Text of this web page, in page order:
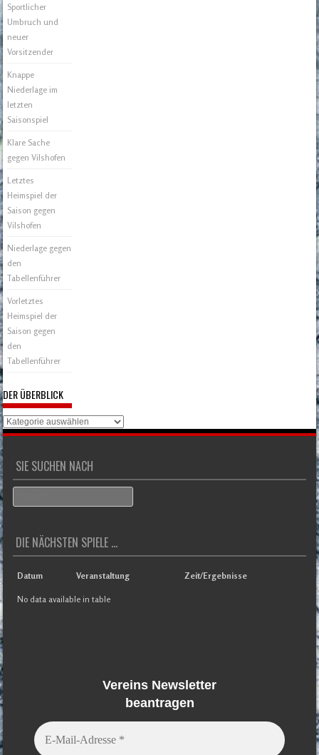
Sportlicher
Umbruch und
neuer
Vorsitzender
Knappe
Niederlage im
letzten
Saisonspiel
Klare Sache
gegen Vilshofen
Letztes
Heimspiel der
Saison gegen
Vilshofen
Niederlage gegen
den
Tabellenführer
Vorletztes
Heimspiel der
Saison gegen
den
Tabellenführer
DER ÜBERBLICK
Der
Überblick
SIE SUCHEN NACH
DIE NÄCHSTEN SPIELE ...
Datum Veranstaltung Zeit/Ergebnisse
No data available in table
Vereins Newsletter
beantragen